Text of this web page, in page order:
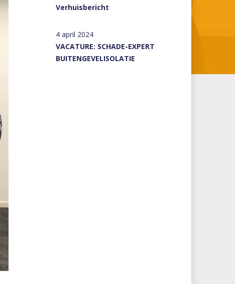
Verhuisbericht
4 april 2024
VACATURE: SCHADE-EXPERT
BUITENGEVELISOLATIE